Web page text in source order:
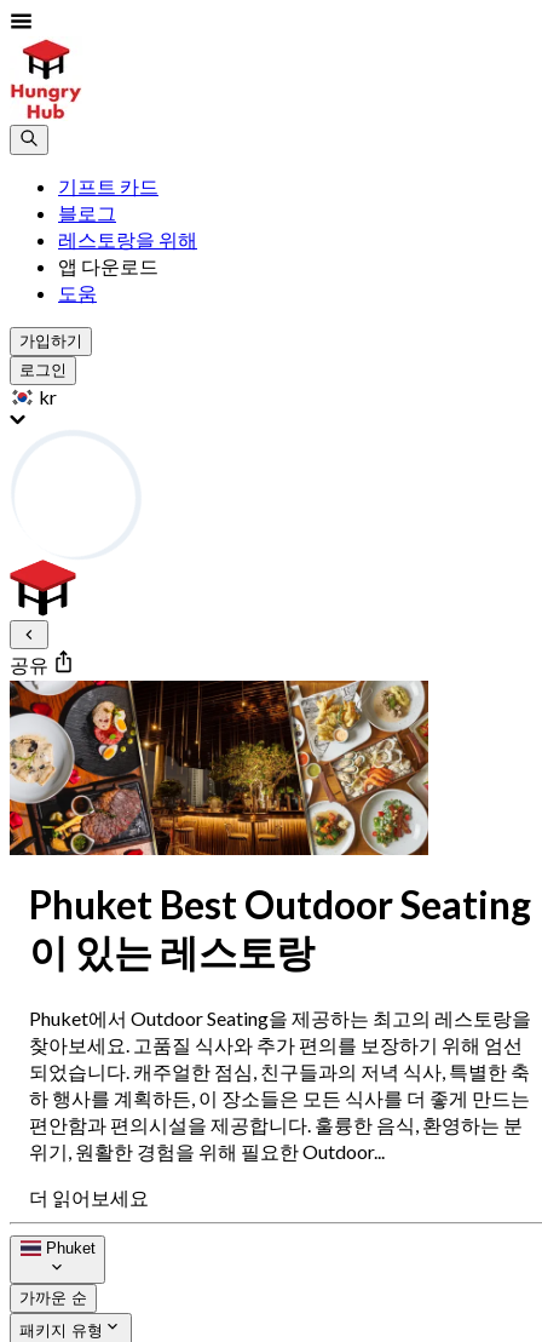
기프트 카드
블로그
레스토랑을 위해
앱 다운로드
도움
가입하기
로그인
kr
공유
Phuket Best Outdoor Seating
이 있는 레스토랑
Phuket에서 Outdoor Seating을 제공하는 최고의 레스토랑을
찾아보세요. 고품질 식사와 추가 편의를 보장하기 위해 엄선
되었습니다. 캐주얼한 점심, 친구들과의 저녁 식사, 특별한 축
하 행사를 계획하든, 이 장소들은 모든 식사를 더 좋게 만드는
편안함과 편의시설을 제공합니다. 훌륭한 음식, 환영하는 분
위기, 원활한 경험을 위해 필요한 Outdoor...
더 읽어보세요
Phuket
가까운 순
패키지 유형